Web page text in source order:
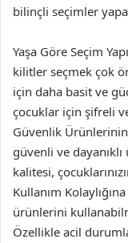
bilinçli seçimler
Yaşa Göre Seçim
kilitler seçmek çok
için daha basit ve
çocuklar için şifreli
Güvenlik
güvenli ve
kalitesi,
Kullanım
ürünlerini
Özellikle acil